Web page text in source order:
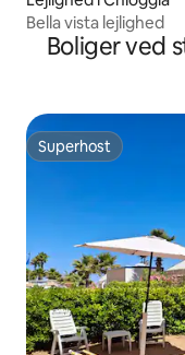
Bella vista lejlighed
Boliger ved
Superhost
Superhost